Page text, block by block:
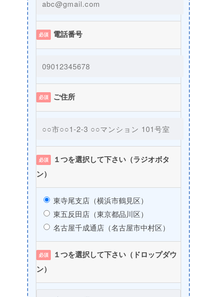
必須 電話番号
必須 ご住所
必須
１つを選択して下さい（ラジオボタ
ン）
東寺尾支店（横浜市鶴見区）
東五反田店（東京都品川区）
名古屋千成通店（名古屋市中村区）
必須
１つを選択して下さい（ドロップダウ
ン）